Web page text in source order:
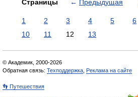
Страницы ← Предыдущая
1 2 3 4 5 6
10
11 12 13
© Академик, 2000-2026
Обратная связь: Техподдержка Реклама на сайте
👣 Путешествия